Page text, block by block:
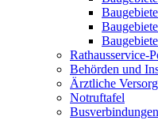
Rathausservice-
Behörden und
Ärztliche
Notruftafel
Busverbindungen